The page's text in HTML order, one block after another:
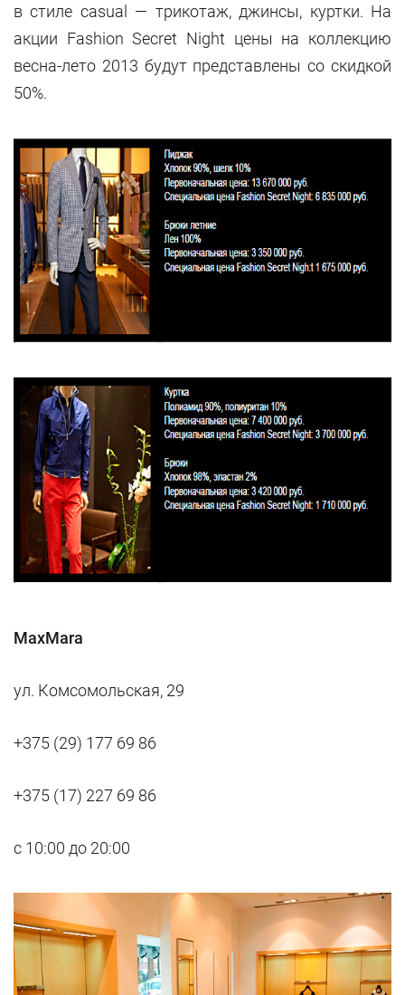
в стиле casual — трикотаж, джинсы, куртки. На
акции Fashion Secret Night цены на коллекцию
весна-лето 2013 будут представлены со скидкой
50%.
MaxMara
ул. Комсомольская, 29
+375 (29) 177 69 86
+375 (17) 227 69 86
с 10:00 до 20:00